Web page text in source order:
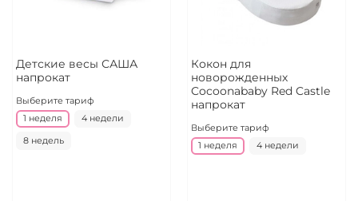
Детские весы САША
напрокат
Выберите тариф
1 неделя
4 недели
8 недель
Кокон для
новорожденных
Cocoonababy Red Castle
напрокат
Выберите тариф
1 неделя
4 недели